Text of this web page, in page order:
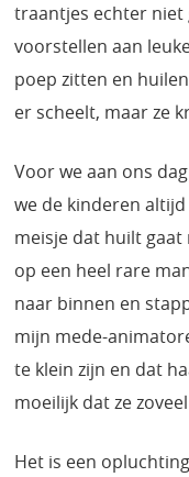
traantjes echter niet
voorstellen aan
poep zitten en
er scheelt, maar ze
Voor we aan ons
we de kinderen
meisje dat huilt gaat
op een heel rare
naar binnen en
mijn mede-
te klein zijn en dat
moeilijk dat ze
Het is een